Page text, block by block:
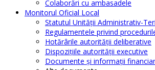
Colaborări cu ambasadele
Monitorul Oficial Local
Statutul Unităţii Administrativ-
Regulamentele privind
Hotărârile autorităţii deliberative
Dispoziţiile autorităţii executive
Documente şi informaţii